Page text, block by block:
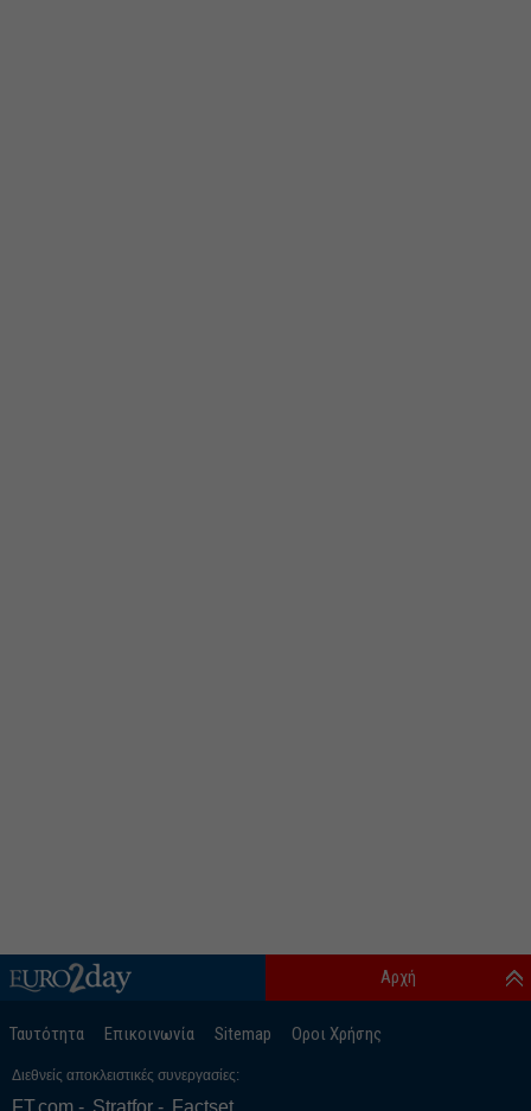
Ταυτότητα Επικοινωνία Sitemap Οροι Χρήσης
Αρχή
Διεθνείς αποκλειστικές συνεργασίες:
FT.com Stratfor Factset